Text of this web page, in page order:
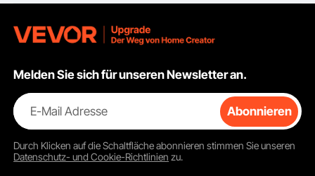
die Deckmontage zum
Waschen Baden von
Melden Sie sich für unseren Newsletter an.
E-Mail Adresse Abonnieren
Durch Klicken auf die Schaltflächeabonnieren stimmen Sie unseren
Datenschutz- und Cookie-Richtlinien zu.